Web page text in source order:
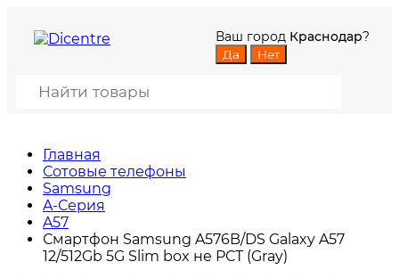
Ваш город Краснодар?
Главная
Сотовые телефоны
Samsung
A-Серия
A57
Смартфон Samsung A576B/DS Galaxy A57
12/512Gb 5G Slim box не РСТ (Gray)